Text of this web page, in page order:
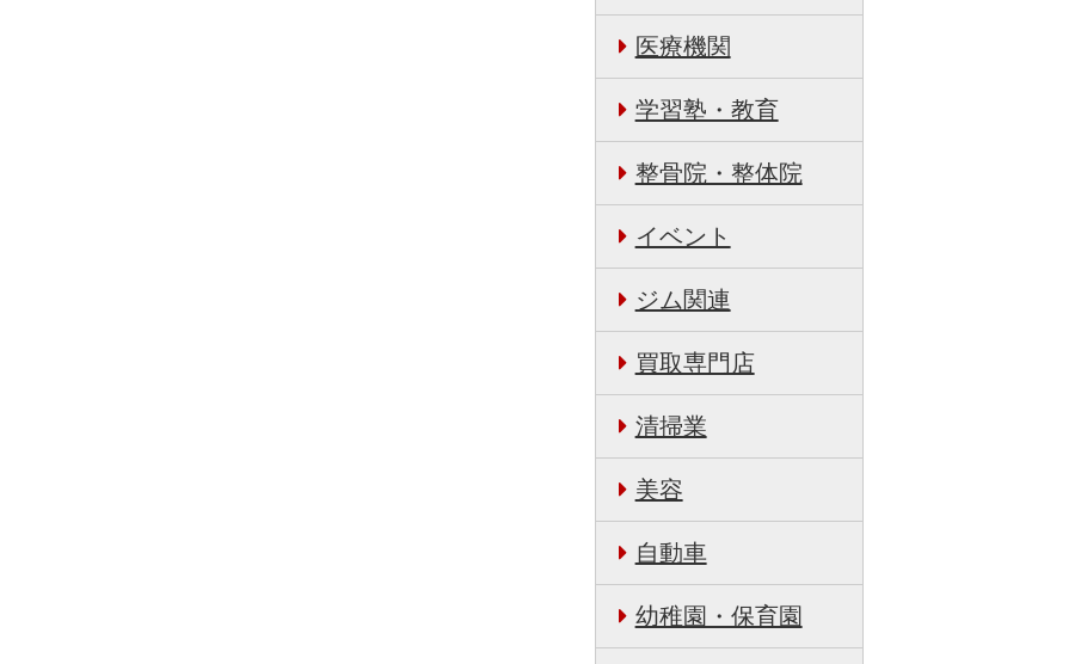
医療機関
学習塾・教育
整骨院・整体院
イベント
ジム関連
買取専門店
清掃業
美容
自動車
幼稚園・保育園